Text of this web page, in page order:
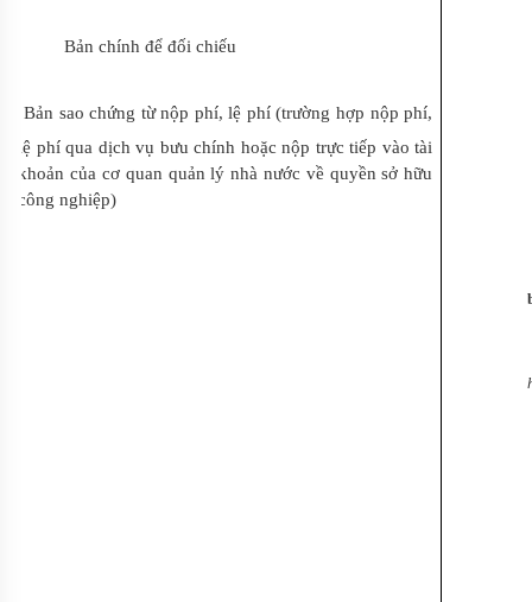
Bản chính để đối chiếu
Bản sao chứng từ nộp phí, lệ phí (trường hợp nộp phí,
lệ phí qua dịch vụ bưu chính hoặc nộp trực tiếp vào tài
khoản của cơ quan quản lý nhà nước về quyền sở hữu
công nghiệp)